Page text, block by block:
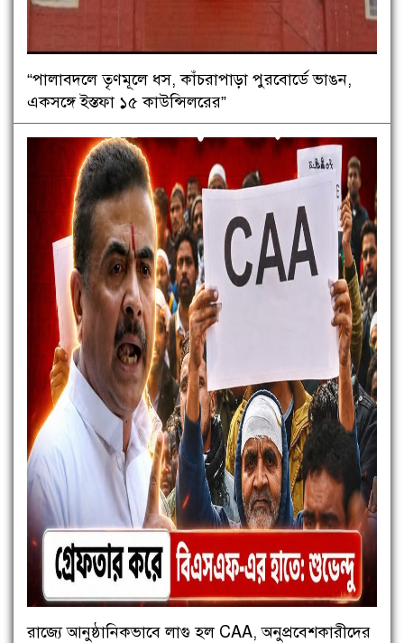
“পালাবদলে তৃণমূলে ধস, কাঁচরাপাড়া পুরবোর্ডে ভাঙন,
একসঙ্গে ইস্তফা ১৫ কাউন্সিলরের”
রাজ্যে আনুষ্ঠানিকভাবে লাগু হল CAA, অনুপ্রবেশকারীদের